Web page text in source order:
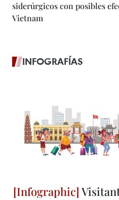
siderúrgicos con posibles
Vietnam
INFOGRAFÍAS